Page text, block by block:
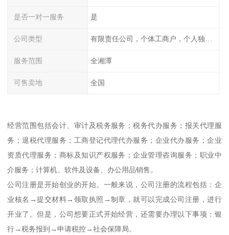
是否一对一服务 是
公司类型
服务范围 全湘潭
可售卖地 全国
经营范围包括会计、审计及税务服务；税务代办服务；报关代理服
务；退税代理服务；工商登记代理代办服务；企业代办服务；企业
资质代理服务；商标及知识产权服务；企业管理咨询服务；职业中
介服务；计算机、软件及设备、办公用品销售。
公司注册是开始创业的开始。一般来说，公司注册的流程包括：企
业核名→提交材料→领取执照→制章，就可以完成公司注册，进行
开业了。但是，公司想要正式开始经营，还需要办理以下事项：银
行→税务报到→申请税控→社会保障局。